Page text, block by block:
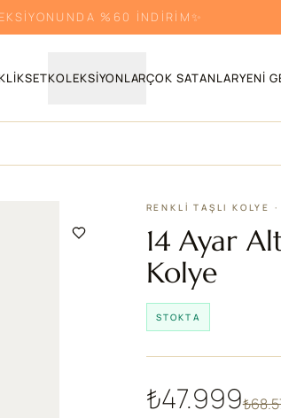
ÜRÜNLERDE %30 İNDİRİM!
SETKOLEKSIYONLARÇOK SATANLARYENI
RENKLI TAŞLI KOLYE
14 Ayar
Kolye
STOKTA
₺47.999